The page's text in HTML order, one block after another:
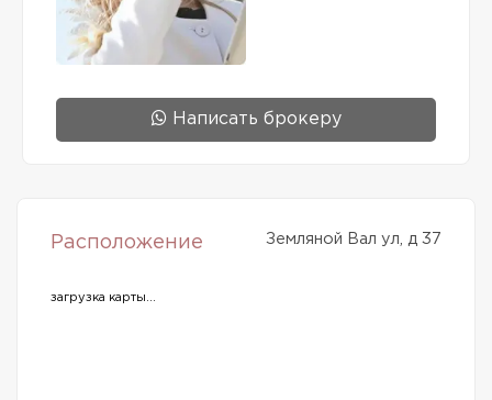
Написать брокеру
Расположение Земляной Вал ул, д 37
загрузка карты...